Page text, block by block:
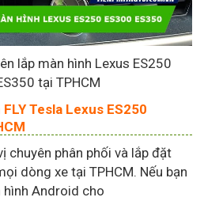
lắp màn hình Lexus ES250
tại TPHCM
Tesla Lexus ES250
chuyên phân phối và lắp đặt
dòng xe tại TPHCM. Nếu bạn
Android cho